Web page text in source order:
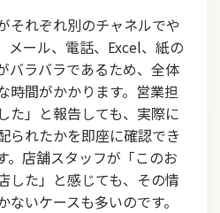
それぞれ別のチャネルでや
メール、電話、Excel、紙の
バラバラであるため、全体
時間がかかります。営業担
た」と報告しても、実際に
られたかを即座に確認でき
。店舗スタッフが「このお
した」と感じても、その情
いケースも多いのです。